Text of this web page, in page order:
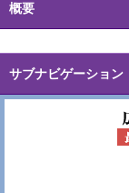
概要
サブナビゲーション